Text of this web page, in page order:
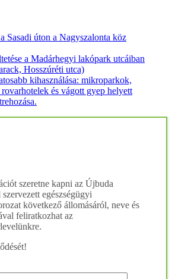
Sasadi úton a Nagyszalonta köz
a Madárhegyi lakópark utcáiban
Hosszúréti utca)
kihasználása: mikroparkok,
és vágott gyep helyett
szeretne kapni az Újbuda
egészségügyi
következő állomásáról, neve és
feliratkozhat az